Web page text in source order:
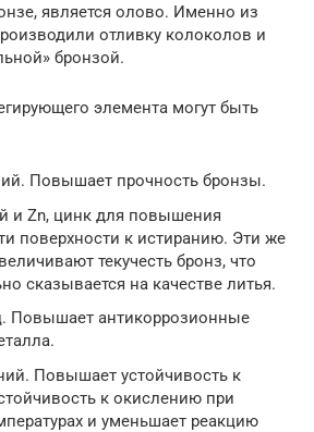
является олово. Именно из
отливку колоколов и
бронзой.
элемента могут быть
Повышает прочность бронзы.
и Zn, цинк для повышения
поверхности к истиранию. Эти же
текучесть бронз, что
сказывается на качестве литья.
Повышает антикоррозионные
Повышает устойчивость к
к окислению при
и уменьшает реакцию